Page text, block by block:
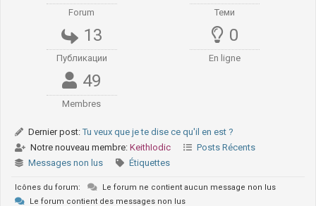
Forum Теми
13
Публикации
0
En ligne
49
Membres
Dernier post:Tu veux que je te dise ce qu'il en est ?
Notre nouveau membre: KeithIodic
Posts Récents
Messages non lus
Étiquettes
Icônes du forum:
Le forum ne contient aucun message non lus
Le forum contient des messages non lus